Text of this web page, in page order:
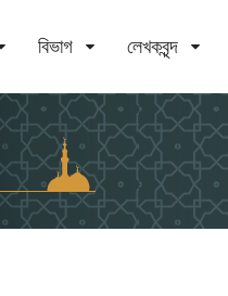
বিভাগ লেখকবৃন্দ